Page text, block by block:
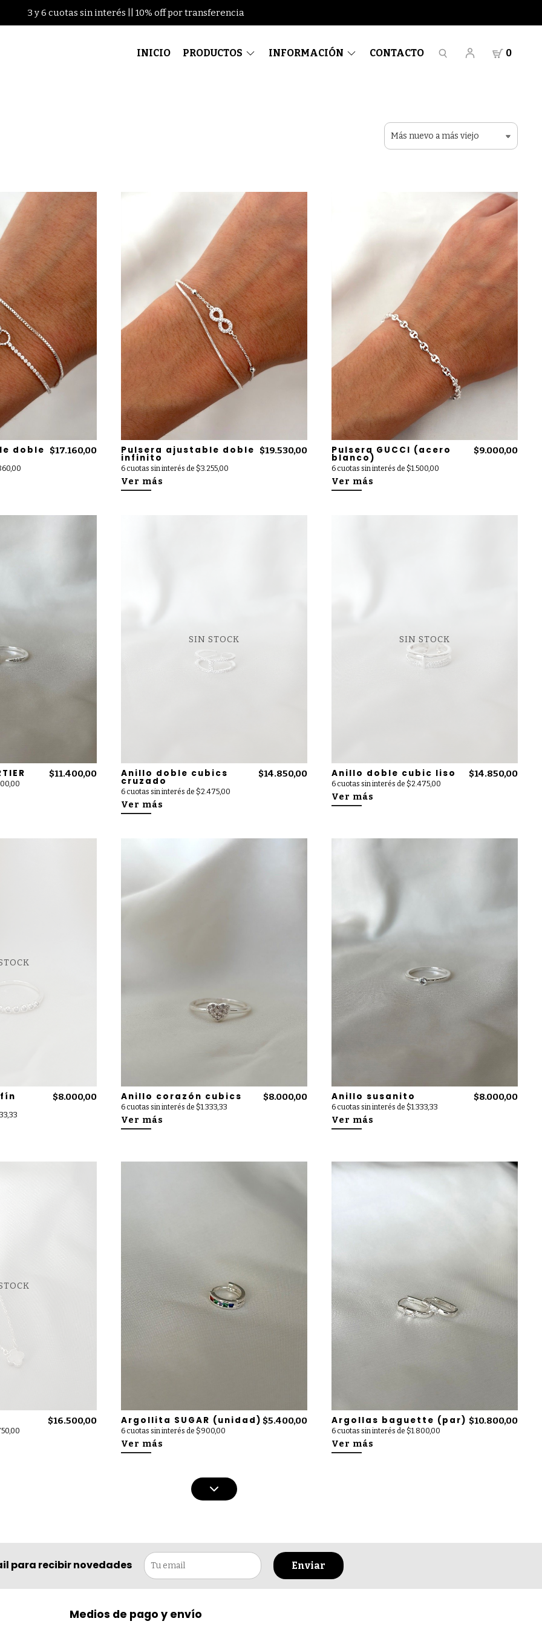
3 y 6 cuotas sin interés || 10% off por transferencia
INICIO PRODUCTOS INFORMACIÓN CONTACTO 0
doble $17.160,00 Pulsera ajustable doble
infinito
6 cuotas sin interés de $3.255,00
$19.530,00
Ver más
Pulsera GUCCI (acero
blanco)
6 cuotas sin interés de $1.500,00
$9.000,00
Ver más
$11.400,00
SIN STOCK
Anillo doble cubics
cruzado
6 cuotas sin interés de $2.475,00
$14.850,00
Ver más
SIN STOCK
Anillo doble cubic liso
6 cuotas sin interés de $2.475,00
$14.850,00
Ver más
$8.000,00 Anillo corazón cubics
6 cuotas sin interés de $1.333,33
$8.000,00
Ver más
Anillo susanito
6 cuotas sin interés de $1.333,33
$8.000,00
Ver más
$16.500,00 Argollita SUGAR (unidad)
6 cuotas sin interés de $900,00
$5.400,00
Ver más
Argollas baguette (par)
6 cuotas sin interés de $1.800,00
$10.800,00
Ver más
para recibir novedades Enviar
Medios de pago y envío